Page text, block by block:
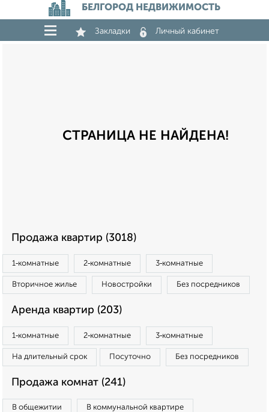
БЕЛГОРОД НЕДВИЖИМОСТЬ
Закладки Личный кабинет
СТРАНИЦА НЕ НАЙДЕНА!
Продажа квартир (3018)
1‑комнатные 2‑комнатные 3‑комнатные
Вторичное жилье Новостройки Без посредников
Аренда квартир (203)
1‑комнатные 2‑комнатные 3‑комнатные
На длительный срок Посуточно Без посредников
Продажа комнат (241)
В общежитии В коммунальной квартире